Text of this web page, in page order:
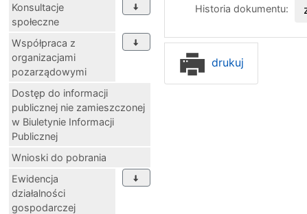
Konsultacje
społeczne
Współpraca z
organizacjami
pozarządowymi
Dostęp do informacji
publicznej nie zamieszczonej
w Biuletynie Informacji
Publicznej
Wnioski do pobrania
Ewidencja
działalności
gospodarczej
Historia dokumentu:
drukuj